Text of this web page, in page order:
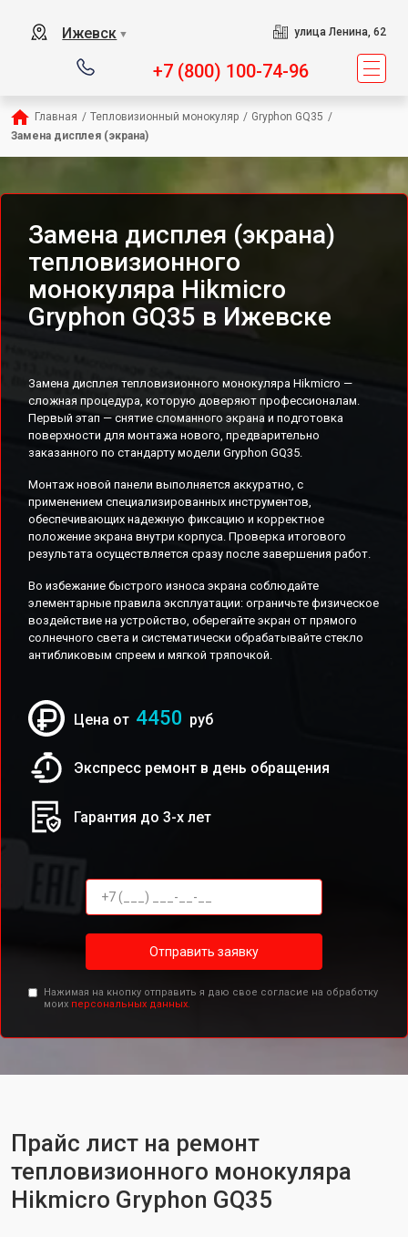
Ижевск ▼ улица Ленина, 62
+7 (800) 100-74-96
Главная / Тепловизионный монокуляр / Gryphon GQ35 /
Замена дисплея (экрана)
Замена дисплея (экрана)
тепловизионного
монокуляра Hikmicro
Gryphon GQ35 в Ижевске
Замена дисплея тепловизионного монокуляра Hikmicro —
сложная процедура, которую доверяют профессионалам.
Первый этап — снятие сломанного экрана и подготовка
поверхности для монтажа нового, предварительно
заказанного по стандарту модели Gryphon GQ35.
Монтаж новой панели выполняется аккуратно, с
применением специализированных инструментов,
обеспечивающих надежную фиксацию и корректное
положение экрана внутри корпуса. Проверка итогового
результата осуществляется сразу после завершения работ.
Во избежание быстрого износа экрана соблюдайте
элементарные правила эксплуатации: ограничьте физическое
воздействие на устройство, оберегайте экран от прямого
солнечного света и систематически обрабатывайте стекло
антибликовым спреем и мягкой тряпочкой.
Цена от 4450 руб
Экспресс ремонт в день обращения
Гарантия до 3-х лет
Отправить заявку
Нажимая на кнопку отправить я даю свое согласие на обработку
моих персональных данных.
Прайс лист на ремонт
тепловизионного монокуляра
Hikmicro Gryphon GQ35